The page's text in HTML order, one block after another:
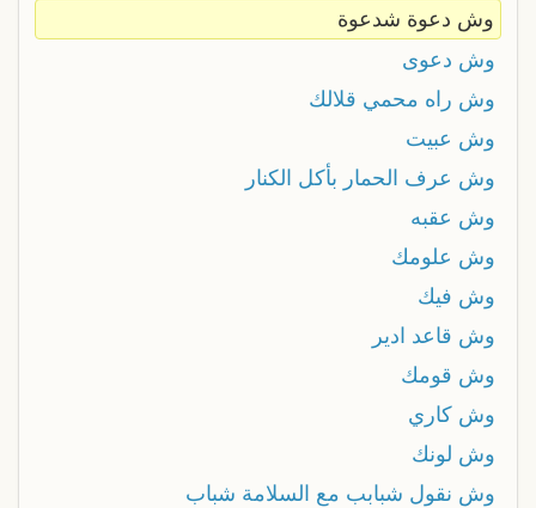
وش دعوة شدعوة
وش دعوى
وش راه محمي قلالك
وش عبيت
وش عرف الحمار بأكل الكنار
وش عقبه
وش علومك
وش فيك
وش قاعد ادير
وش قومك
وش كاري
وش لونك
وش نقول شبابب مع السلامة شباب